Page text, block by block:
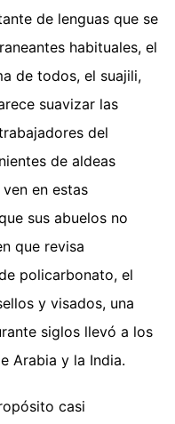
de lenguas que se
habituales, el
de todos, el suajili,
suavizar las
del
de aldeas
en estas
sus abuelos no
que revisa
policarbonato, el
y visados, una
siglos llevó a los
Arabia y la India.
casi